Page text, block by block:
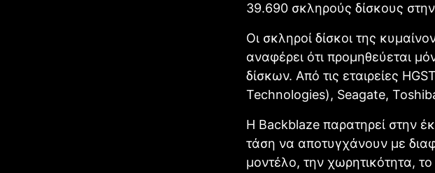
39.690 σκληρούς δίσκους
Οι σκληροί δίσκοι της
αναφέρει ότι προμηθεύεται
δίσκων. Από τις εταιρείες
Technologies), Seagate,
Η Backblaze παρατηρεί στην
τάση να αποτυγχάνουν με
μοντέλο, την χωρητικότητα,